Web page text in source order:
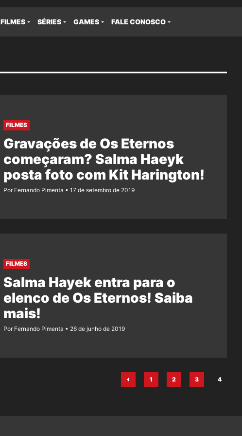
FILMES SÉRIES GAMES FALE CONOSCO
FILMES
Gravações de Os Eternos
começaram? Salma Haeyk
posta foto com Kit Harington!
Por Fernando Pimenta 17 de setembro de 2019
FILMES
Salma Hayek entra para o
elenco de Os Eternos! Saiba
mais!
Por Fernando Pimenta 26 de junho de 2019
Página
1
Página
2
Página
3
4